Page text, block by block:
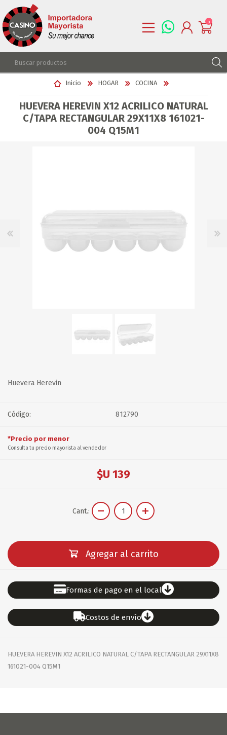
REGISTRARSE
LISTA DE DESEOS
0
Inicio HOGAR COCINA
HUEVERA HEREVIN X12 ACRILICO NATURAL
C/TAPA RECTANGULAR 29X11X8 161021-
004 Q15M1
Huevera Herevin
Código: 812790
*Precio por menor
Consulta tu precio mayorista al vendedor
$U 139
Cant.:
Agregar al carrito
Formas de pago en el local
Costos de envío
HUEVERA HEREVIN X12 ACRILICO NATURAL C/TAPA RECTANGULAR 29X11X8
161021-004 Q15M1